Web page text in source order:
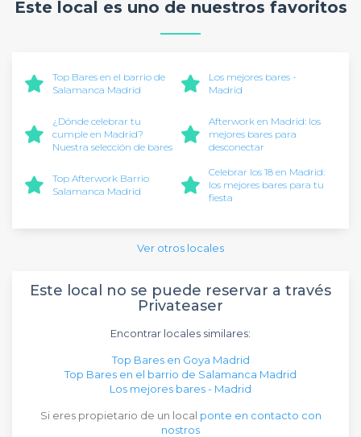
Este local es uno de nuestros favoritos
Top Bares en el barrio de
Salamanca Madrid
Los mejores bares -
Madrid
¿Dónde celebrar tu
cumple en Madrid?
Nuestra selección de bares
Afterwork en Madrid: los
mejores bares para
desconectar
Top Afterwork Barrio
Salamanca Madrid
Celebrar los 18 en Madrid:
los mejores bares para tu
fiesta
Ver otros locales
Este local no se puede reservar a través
Privateaser
Encontrar locales similares:
Top Bares en Goya Madrid
Top Bares en el barrio de Salamanca Madrid
Los mejores bares - Madrid
Si eres propietario de un local ponte en contacto con
nostros